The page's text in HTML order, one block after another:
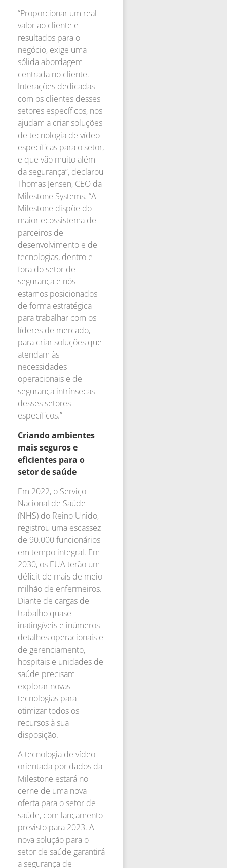
“Proporcionar um real
valor ao cliente e
resultados para o
negócio, exige uma
sólida abordagem
centrada no cliente.
Interações dedicadas
com os clientes desses
setores específicos, nos
ajudam a criar soluções
de tecnologia de vídeo
específicas para o setor,
e que vão muito além
da segurança”, declarou
Thomas Jensen, CEO da
Milestone Systems. “A
Milestone dispõe do
maior ecossistema de
parceiros de
desenvolvimento e de
tecnologias, dentro e
fora do setor de
segurança e nós
estamos posicionados
de forma estratégica
para trabalhar com os
líderes de mercado,
para criar soluções que
atendam às
necessidades
operacionais e de
segurança intrínsecas
desses setores
específicos.”
Criando ambientes
mais seguros e
eficientes para o
setor de saúde
Em 2022, o Serviço
Nacional de Saúde
(NHS) do Reino Unido,
registrou uma escassez
de 90.000 funcionários
em tempo integral. Em
2030, os EUA terão um
déficit de mais de meio
milhão de enfermeiros.
Diante de cargas de
trabalho quase
inatingíveis e inúmeros
detalhes operacionais e
de gerenciamento,
hospitais e unidades de
saúde precisam
explorar novas
tecnologias para
otimizar todos os
recursos à sua
disposição.
A tecnologia de vídeo
orientada por dados da
Milestone estará no
cerne de uma nova
oferta para o setor de
saúde, com lançamento
previsto para 2023. A
nova solução para o
setor de saúde garantirá
a segurança de